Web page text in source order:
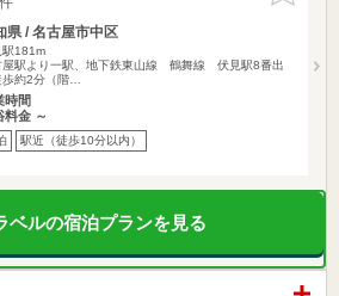
県 / 名古屋市中区
駅181m
屋駅より一駅、地下鉄東山線 鶴舞線 伏見駅8番出
歩約2分（階…
時間
料金 ～
駅近（徒歩10分以内）
ベルの宿泊プランを見る